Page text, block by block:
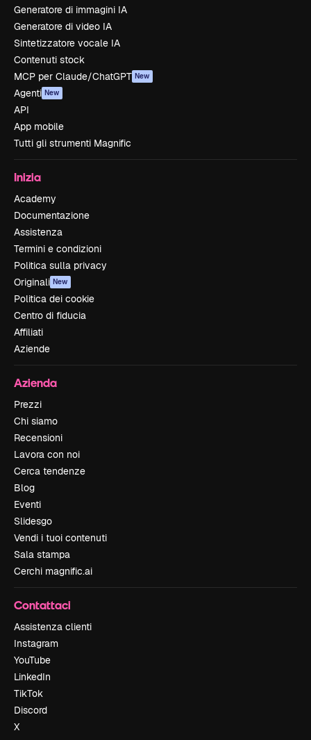
Generatore di immagini IA
Generatore di video IA
Sintetizzatore vocale IA
Contenuti stock
MCP per Claude/ChatGPT New
Agenti New
API
App mobile
Tutti gli strumenti Magnific
Inizia
Academy
Documentazione
Assistenza
Termini e condizioni
Politica sulla privacy
Originali New
Politica dei cookie
Centro di fiducia
Affiliati
Aziende
Azienda
Prezzi
Chi siamo
Recensioni
Lavora con noi
Cerca tendenze
Blog
Eventi
Slidesgo
Vendi i tuoi contenuti
Sala stampa
Cerchi magnific.ai
Contattaci
Assistenza clienti
Instagram
YouTube
LinkedIn
TikTok
Discord
X